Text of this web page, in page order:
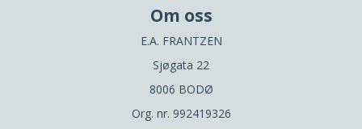
Om oss
E.A. FRANTZEN
Sjøgata 22
8006 BODØ
Org. nr. 992419326